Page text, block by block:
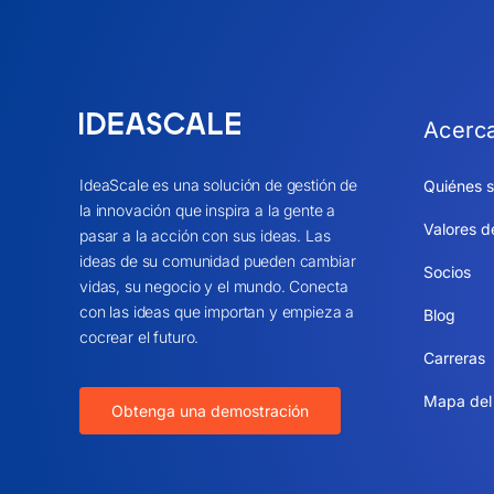
IdeaScale es una solución de gestión de
la innovación que inspira a la gente a
pasar a la acción con sus ideas. Las
ideas de su comunidad pueden cambiar
vidas, su negocio y el mundo. Conecta
con las ideas que importan y empieza a
cocrear el futuro.
Obtenga una demostración
Quiénes
Valores
Socios
Blog
Carreras
Mapa